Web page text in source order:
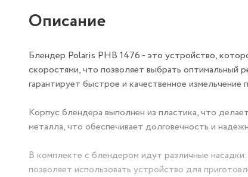
Описание
Блендер Polaris PHB 1476 - это устройство,
скоростями, что позволяет выбрать
гарантирует быстрое и качественное измельчение
Корпус блендера выполнен из пластика, что
металла, что обеспечивает долговечность и
В комплекте с блендером идут различные
позволяет использовать устройство для